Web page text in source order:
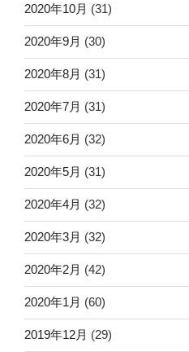
2020年10月 (31)
2020年9月 (30)
2020年8月 (31)
2020年7月 (31)
2020年6月 (32)
2020年5月 (31)
2020年4月 (32)
2020年3月 (32)
2020年2月 (42)
2020年1月 (60)
2019年12月 (29)